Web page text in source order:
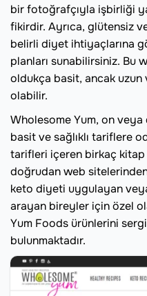
bir fotoğrafçıyla işbirliği
fikirdir. Ayrıca, glütensiz
belirli diyet ihtiyaçlarına
planları sunabilirsiniz. Bu
oldukça basit, ancak uzun
olabilir.
Wholesome Yum, on
basit ve sağlıklı tariflere
tarifleri içeren birkaç kitap
doğrudan web
keto diyeti uygulayan
arayan bireyler için özel
Yum Foods ürünlerini
bulunmaktadır.